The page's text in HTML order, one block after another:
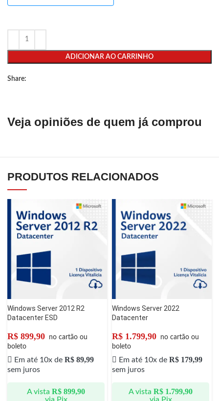
ADICIONAR AO CARRINHO
Share:
Veja opiniões de quem já comprou
PRODUTOS RELACIONADOS
Windows Server 2012 R2
Datacenter ESD
R$ 899,90
no cartão ou
boleto
A vista R$ 899,90
via Pix
Em até 10x de R$ 89,99
sem juros
Windows Server 2022
Datacenter
R$ 1.799,90
no cartão ou
boleto
A vista R$ 1.799,90
via Pix
Em até 10x de R$ 179,99
sem juros